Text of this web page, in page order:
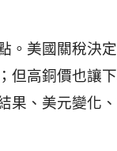
。美國關稅決
但高銅價也讓
果、美元變化